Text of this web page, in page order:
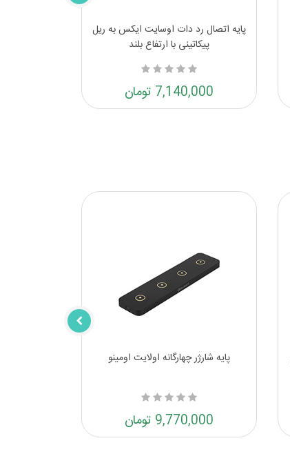
پایه اتصال رد دات اوسایت ایکس به ریل
پیکاتینی با ارتفاع بلند
7,140,000 تومان
پایه شارژر چهارگانه اولایت اومینو
9,770,000 تومان